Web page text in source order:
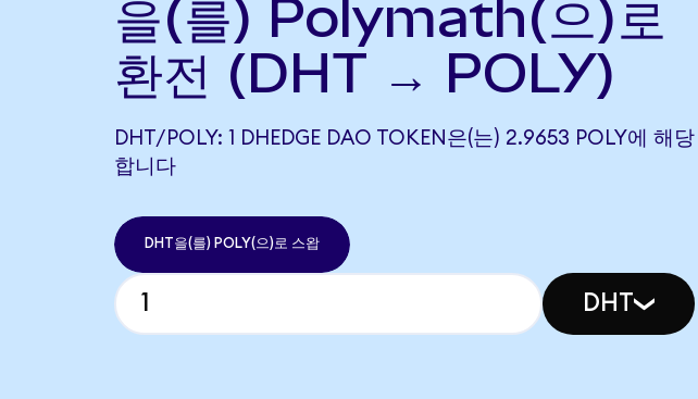
을(를) Polymath(으)로
환전 (DHT → POLY)
DHT/POLY: 1 DHEDGE DAO TOKEN은(는) 2.9653 POLY에 해당
합니다
DHT을(를) POLY(으)로 스왑
DHT